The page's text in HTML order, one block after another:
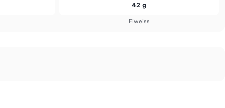
Eiweiss
42 g